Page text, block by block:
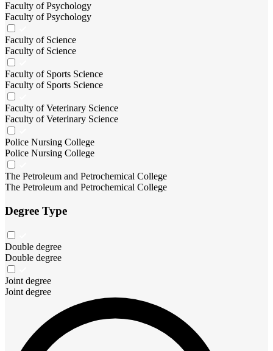
Faculty of Psychology
Faculty of Psychology
Faculty of Science
Faculty of Science
Faculty of Sports Science
Faculty of Sports Science
Faculty of Veterinary Science
Faculty of Veterinary Science
Police Nursing College
Police Nursing College
The Petroleum and Petrochemical College
The Petroleum and Petrochemical College
Degree Type
Double degree
Double degree
Joint degree
Joint degree